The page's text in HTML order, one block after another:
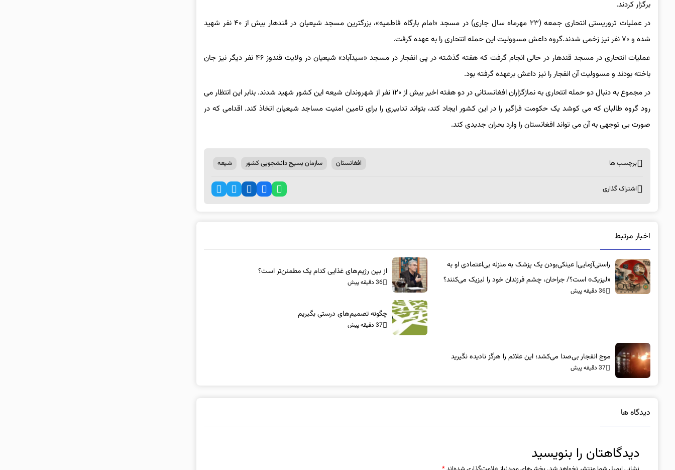
برگزار کردند.
در عملیات تروریستی انتحاری جمعه (۲۳ مهرماه سال جاری) در مسجد «امام بارگاه فاطمیه»، بزرگترین مسجد شیعیان در قندهار بیش از ۴۰ نفر شهید
شده و ۷۰ نفر نیز زخمی شدند.گروه داعش مسوولیت این حمله انتحاری را به عهده گرفت.
عملیات انتحاری در مسجد قندهار در حالی انجام گرفت که هفته گذشته در پی انفجار در مسجد «سیدآباد» شیعیان در ولایت قندوز ۴۶ نفر دیگر نیز جان
باخته بودند و مسوولیت آن انفجار را نیز داعش برعهده گرفته بود.
در مجموع به دنبال دو حمله انتحاری به نمازگزاران افغانستانی در دو هفته اخیر بیش از ۱۲۰ نفر از شهروندان شیعه این کشور شهید شدند. بنابر این انتظار می
رود گروه طالبان که می کوشد یک حکومت فراگیر را در این کشور ایجاد کند، بتواند تدابیری را برای تامین امنیت مساجد شیعیان اتخاذ کند. اقدامی که در
صورت بی توجهی به آن می تواند افغانستان را وارد بحران جدیدی کند.
برچسب ها افغانستان سازمان بسیج دانشجویی کشور شیعه
اشتراک گذاری
اخبار مرتبط
راستی‌آزمایی| عینکی‌بودن یک پزشک به منزله بی‌اعتمادی او به
«لیزیک» است؟/ جراحان، چشم فرزندان خود را لیزیک می‌کنند؟
36 دقیقه پیش
از بین رژیم‌های غذایی کدام یک مطمئن‌تر است؟‌
36 دقیقه پیش
چگونه تصمیم‌های درستی بگیریم
37 دقیقه پیش
موج انفجار بی‌صدا می‌کشد؛ این علائم را هرگز نادیده نگیرید
37 دقیقه پیش
دیدگاه ها
دیدگاهتان را بنویسید